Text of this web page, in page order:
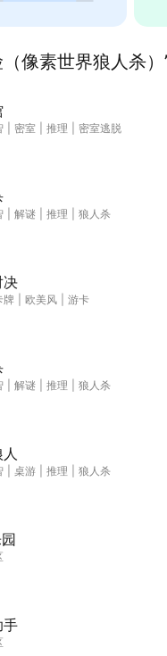
（像素世界狼人杀
密室 推理
密室逃脱
解谜 推理
狼人杀
决
牌 欧美风
游卡
解谜 推理
狼人杀
桌游 推理
狼人杀
手